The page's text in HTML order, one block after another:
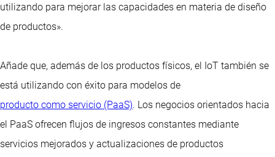
utilizando para mejorar las capacidades en materia de diseño
de productos».
Añade que, además de los productos físicos, el IoT también se
está utilizando con éxito para modelos de
producto como servicio (PaaS). Los negocios orientados hacia
el PaaS ofrecen flujos de ingresos constantes mediante
servicios mejorados y actualizaciones de productos